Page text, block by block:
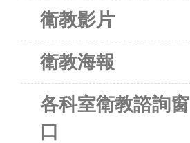
衛教影片
衛教海報
各科室衛教諮詢窗
口